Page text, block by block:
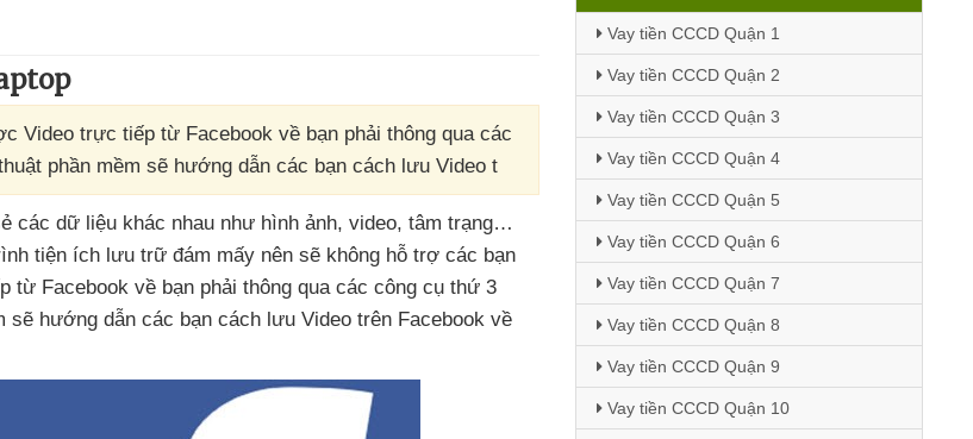
Video trực tiếp từ Facebook về bạn phải thông qua các
phần mềm sẽ hướng dẫn các bạn cách lưu Video t
các dữ liệu khác nhau như hình ảnh, video, tâm trạng…
tiện ích lưu trữ đám mấy nên sẽ không hỗ trợ các bạn
từ Facebook về bạn phải thông qua các công cụ thứ 3
sẽ hướng dẫn các bạn cách lưu Video trên Facebook về
Vay tiền CCCD Quận 1
Vay tiền CCCD Quận 2
Vay tiền CCCD Quận 3
Vay tiền CCCD Quận 4
Vay tiền CCCD Quận 5
Vay tiền CCCD Quận 6
Vay tiền CCCD Quận 7
Vay tiền CCCD Quận 8
Vay tiền CCCD Quận 9
Vay tiền CCCD Quận 10